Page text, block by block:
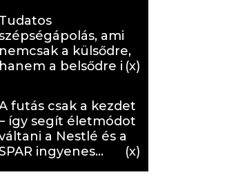
Tudatos
ami
nemcsak a külsődre,
hanem a belsődre is
futás csak a kezdet
így segít életmódot
a Nestlé és a
ingyenes